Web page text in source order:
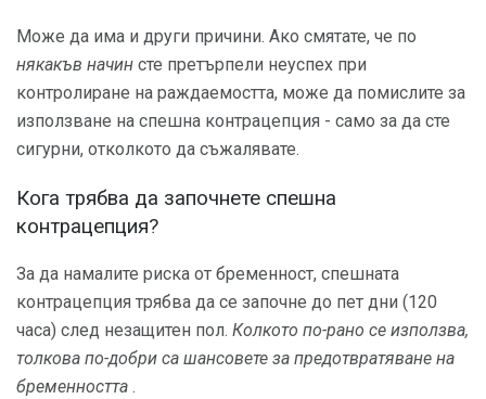
Може да има и други причини. Ако смятате, че по
някакъв начин сте претърпели неуспех при
контролиране на раждаемостта, може да помислите за
използване на спешна контрацепция - само за да сте
сигурни, отколкото да съжалявате.
Кога трябва да започнете спешна
контрацепция?
За да намалите риска от бременност, спешната
контрацепция трябва да се започне до пет дни (120
часа) след незащитен пол. Колкото по-рано се използва,
толкова по-добри са шансовете за предотвратяване на
бременността .